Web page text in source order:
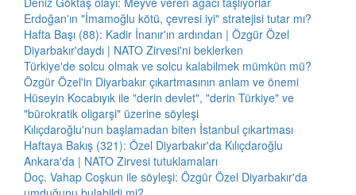
Erdoğan'ın "İmamoğlu kötü, çevresi iyi" stratejisi tutar mı?
Hafta Başı (88): Kadir İnanır'ın ardından | Özgür Özel
Diyarbakır'daydı | NATO Zirvesi'ni beklerken
Türkiye'de solcu olmak ve solcu kalabilmek mümkün mü?
Özgür Özel'in Diyarbakır çıkartmasının anlam ve önemi
Hüseyin Kocabıyık ile "derin devlet", "derin Türkiye" ve
"bürokratik oligarşi" üzerine söyleşi
Kılıçdaroğlu'nun başlamadan biten İstanbul çıkartması
Haftaya Bakış (321): Özel Diyarbakır'da Kılıçdaroğlu
Ankara'da | NATO Zirvesi tutuklamaları
Doç. Vahap Coşkun ile söyleşi: Özgür Özel Diyarbakır'da